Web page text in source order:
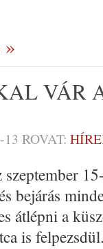
VÁR
13 ROVAT:
bejárás
átlépni a
is